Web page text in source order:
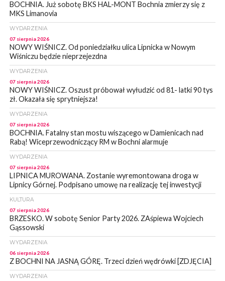
BOCHNIA. Już sobotę BKS HAL-MONT Bochnia zmierzy się z
MKS Limanovia
WYDARZENIA
07 sierpnia 2026
NOWY WIŚNICZ. Od poniedziałku ulica Lipnicka w Nowym
Wiśniczu będzie nieprzejezdna
WYDARZENIA
07 sierpnia 2026
NOWY WIŚNICZ. Oszust próbował wyłudzić od 81- latki 90 tys
zł. Okazała się sprytniejsza!
WYDARZENIA
07 sierpnia 2026
BOCHNIA. Fatalny stan mostu wiszącego w Damienicach nad
Rabą! Wiceprzewodniczący RM w Bochni alarmuje
WYDARZENIA
07 sierpnia 2026
LIPNICA MUROWANA. Zostanie wyremontowana droga w
Lipnicy Górnej. Podpisano umowę na realizację tej inwestycji
KULTURA
07 sierpnia 2026
BRZESKO. W sobotę Senior Party 2026. ZAśpiewa Wojciech
Gąssowski
WYDARZENIA
06 sierpnia 2026
Z BOCHNI NA JASNĄ GÓRĘ. Trzeci dzień wędrówki [ZDJĘCIA]
WYDARZENIA